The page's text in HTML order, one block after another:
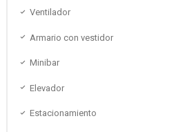
Ventilador
Armario con vestidor
Minibar
Elevador
Estacionamiento